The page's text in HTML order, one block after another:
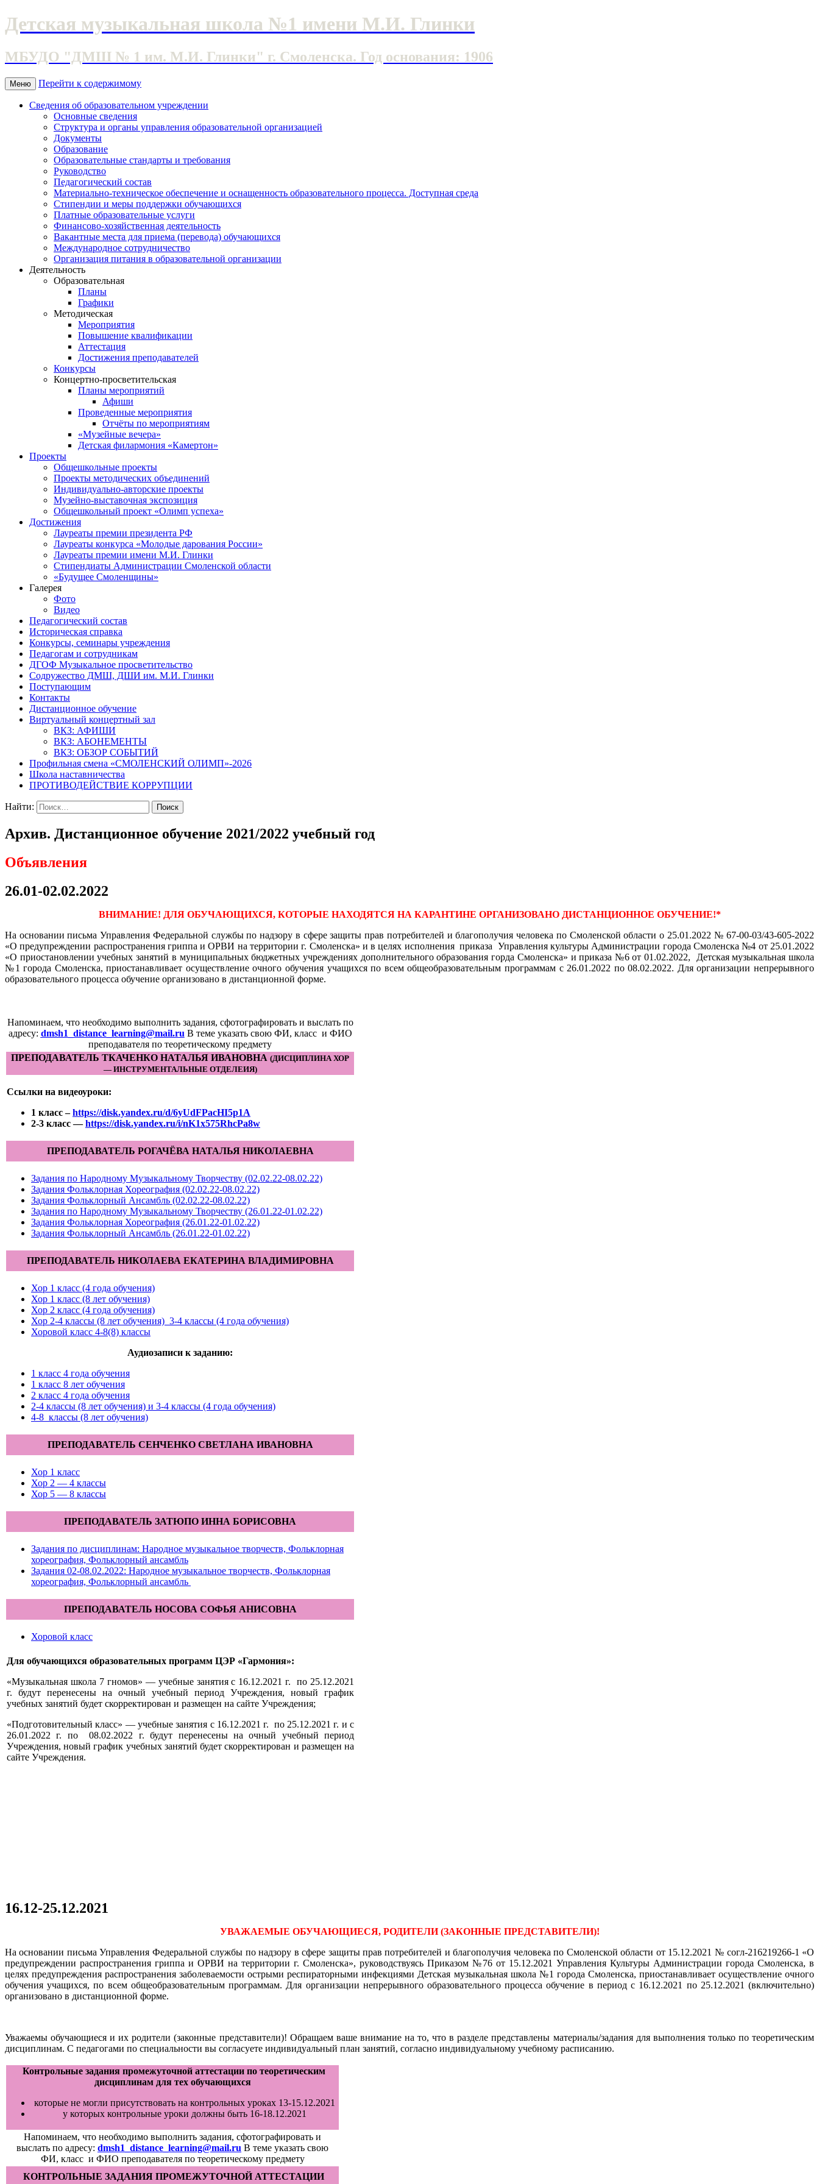
Детская музыкальная школа №1 имени М.И. Глинки
МБУДО "ДМШ № 1 им. М.И. Глинки" г. Смоленска. Год основания: 1906
Меню Перейти к содержимому
Сведения об образовательном учреждении
Основные сведения
Структура и органы управления образовательной организацией
Документы
Образование
Образовательные стандарты и требования
Руководство
Педагогический состав
Материально-техническое обеспечение и оснащенность образовательного процесса. Доступная среда
Стипендии и меры поддержки обучающихся
Платные образовательные услуги
Финансово-хозяйственная деятельность
Вакантные места для приема (перевода) обучающихся
Международное сотрудничество
Организация питания в образовательной организации
Деятельность
Образовательная
Планы
Графики
Методическая
Мероприятия
Повышение квалификации
Аттестация
Достижения преподавателей
Конкурсы
Концертно-просветительская
Планы мероприятий
Афиши
Проведенные мероприятия
Отчёты по мероприятиям
«Музейные вечера»
Детская филармония «Камертон»
Проекты
Общешкольные проекты
Проекты методических объединений
Индивидуально-авторские проекты
Музейно-выставочная экспозиция
Общешкольный проект «Олимп успеха»
Достижения
Лауреаты премии президента РФ
Лауреаты конкурса «Молодые дарования России»
Лауреаты премии имени М.И. Глинки
Стипендиаты Администрации Смоленской области
«Будущее Смоленщины»
Галерея
Фото
Видео
Педагогический состав
Историческая справка
Конкурсы, семинары учреждения
Педагогам и сотрудникам
ДГОФ Музыкальное просветительство
Содружество ДМШ, ДШИ им. М.И. Глинки
Поступающим
Контакты
Дистанционное обучение
Виртуальный концертный зал
ВКЗ: АФИШИ
ВКЗ: АБОНЕМЕНТЫ
ВКЗ: ОБЗОР СОБЫТИЙ
Профильная смена «СМОЛЕНСКИЙ ОЛИМП»-2026
Школа наставничества
ПРОТИВОДЕЙСТВИЕ КОРРУПЦИИ
Найти:
Архив. Дистанционное обучение 2021/2022 учебный год
Объявления
26.01-02.02.2022
ВНИМАНИЕ! ДЛЯ ОБУЧАЮЩИХСЯ, КОТОРЫЕ НАХОДЯТСЯ НА КАРАНТИНЕ ОРГАНИЗОВАНО ДИСТАНЦИОННОЕ ОБУЧЕНИЕ!*
На основании письма Управления Федеральной службы по надзору в сфере защиты прав потребителей и благополучия человека по Смоленской области о 25.01.2022 № 67-00-03/43-605-2022
«О предупреждении распространения гриппа и ОРВИ на территории г. Смоленска» и в целях исполнения приказа Управления культуры Администрации города Смоленска №4 от 25.01.2022
«О приостановлении учебных занятий в муниципальных бюджетных учреждениях дополнительного образования горда Смоленска» и приказа №6 от 01.02.2022, Детская музыкальная школа
№1 города Смоленска, приостанавливает осуществление очного обучения учащихся по всем общеобразовательным программам c 26.01.2022 по 08.02.2022. Для организации непрерывного
образовательного процесса обучение организовано в дистанционной форме.
Напоминаем, что необходимо выполнить задания, сфотографировать и выслать по
адресу: dmsh1_distance_learning@mail.ru В теме указать свою ФИ, класс и ФИО
преподавателя по теоретическому предмету
ПРЕПОДАВАТЕЛЬ ТКАЧЕНКО НАТАЛЬЯ ИВАНОВНА (ДИСЦИПЛИНА ХОР
— ИНСТРУМЕНТАЛЬНЫЕ ОТДЕЛЕИЯ)
Ссылки на видеоуроки:
1 класс –https://disk.yandex.ru/d/6yUdFPacHI5p1A
2-3 класс —https://disk.yandex.ru/i/nK1x575RhcPa8w
ПРЕПОДАВАТЕЛЬ РОГАЧЁВА НАТАЛЬЯ НИКОЛАЕВНА
Задания по Народному Музыкальному Творчеству (02.02.22-08.02.22)
Задания Фольклорная Хореография (02.02.22-08.02.22)
Задания Фольклорный Ансамбль (02.02.22-08.02.22)
Задания по Народному Музыкальному Творчеству (26.01.22-01.02.22)
Задания Фольклорная Хореография (26.01.22-01.02.22)
Задания Фольклорный Ансамбль (26.01.22-01.02.22)
ПРЕПОДАВАТЕЛЬ НИКОЛАЕВА ЕКАТЕРИНА ВЛАДИМИРОВНА
Хор 1 класс (4 года обучения)
Хор 1 класс (8 лет обучения)
Хор 2 класс (4 года обучения)
Хор 2-4 классы (8 лет обучения)_3-4 классы (4 года обучения)
Хоровой класс 4-8(8) классы
Аудиозаписи к заданию:
1 класс 4 года обучения
1 класс 8 лет обучения
2 класс 4 года обучения
2-4 классы (8 лет обучения) и 3-4 классы (4 года обучения)
4-8 классы (8 лет обучения)
ПРЕПОДАВАТЕЛЬ СЕНЧЕНКО СВЕТЛАНА ИВАНОВНА
Хор 1 класс
Хор 2 — 4 классы
Хор 5 — 8 классы
ПРЕПОДАВАТЕЛЬ ЗАТЮПО ИННА БОРИСОВНА
Задания по дисциплинам: Народное музыкальное творчеств, Фольклорная
хореография, Фольклорный ансамбль
Задания 02-08.02.2022: Народное музыкальное творчеств, Фольклорная
хореография, Фольклорный ансамбль
ПРЕПОДАВАТЕЛЬ НОСОВА СОФЬЯ АНИСОВНА
Хоровой класс
Для обучающихся образовательных программ ЦЭР «Гармония»:
«Музыкальная школа 7 гномов» — учебные занятия с 16.12.2021 г. по 25.12.2021
г. будут перенесены на очный учебный период Учреждения, новый график
учебных занятий будет скорректирован и размещен на сайте Учреждения;
«Подготовительный класс» — учебные занятия с 16.12.2021 г. по 25.12.2021 г. и с
26.01.2022 г. по 08.02.2022 г. будут перенесены на очный учебный период
Учреждения, новый график учебных занятий будет скорректирован и размещен на
сайте Учреждения.
16.12-25.12.2021
УВАЖАЕМЫЕ ОБУЧАЮЩИЕСЯ, РОДИТЕЛИ (ЗАКОННЫЕ ПРЕДСТАВИТЕЛИ)!
На основании письма Управления Федеральной службы по надзору в сфере защиты прав потребителей и благополучия человека по Смоленской области от 15.12.2021 № согл-216219266-1 «О
предупреждении распространения гриппа и ОРВИ на территории г. Смоленска», руководствуясь Приказом №76 от 15.12.2021 Управления Культуры Администрации города Смоленска, в
целях предупреждения распространения заболеваемости острыми респираторными инфекциями Детская музыкальная школа №1 города Смоленска, приостанавливает осуществление очного
обучения учащихся, по всем общеобразовательным программам. Для организации непрерывного образовательного процесса обучение в период с 16.12.2021 по 25.12.2021 (включительно)
организовано в дистанционной форме.
Уважаемы обучающиеся и их родители (законные представители)! Обращаем ваше внимание на то, что в разделе представлены материалы/задания для выполнения только по теоретическим
дисциплинам. С педагогами по специальности вы согласуете индивидуальный план занятий, согласно индивидуальному учебному расписанию.
Контрольные задания промежуточной аттестации по теоретическим
дисциплинам для тех обучающихся
которые не могли присутствовать на контрольных уроках 13-15.12.2021
у которых контрольные уроки должны быть 16-18.12.2021
Напоминаем, что необходимо выполнить задания, сфотографировать и
выслать по адресу: dmsh1_distance_learning@mail.ru В теме указать свою
ФИ, класс и ФИО преподавателя по теоретическому предмету
КОНТРОЛЬНЫЕ ЗАДАНИЯ ПРОМЕЖУТОЧНОЙ АТТЕСТАЦИИ